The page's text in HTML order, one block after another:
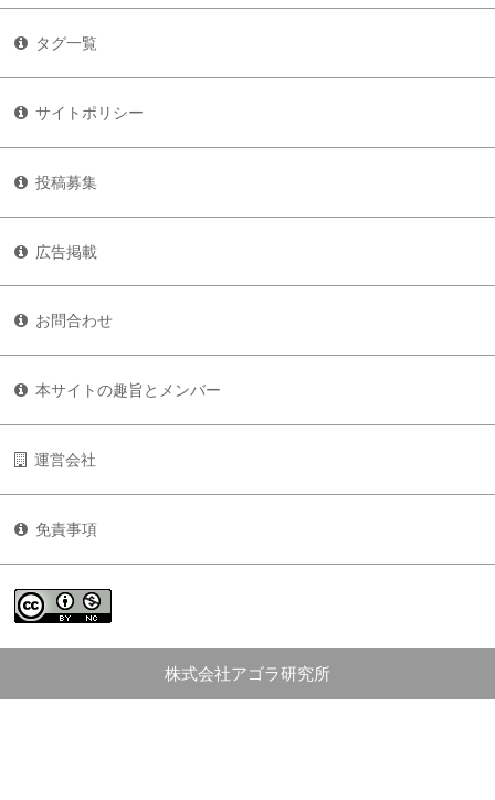
タグ一覧
サイトポリシー
投稿募集
広告掲載
お問合わせ
本サイトの趣旨とメンバー
運営会社
免責事項
株式会社アゴラ研究所